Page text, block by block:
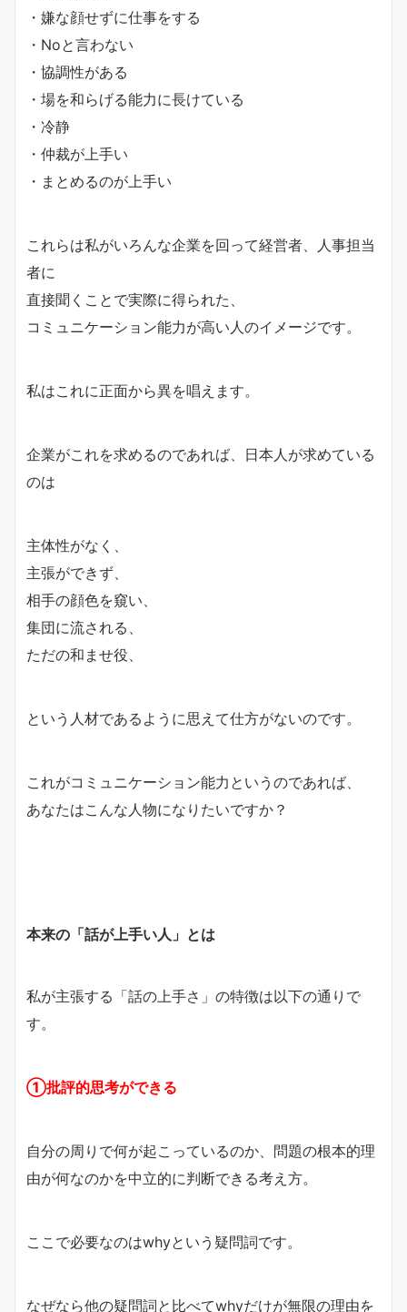
・嫌な顔せずに仕事をする
・Noと言わない
・協調性がある
・場を和らげる能力に長けている
・冷静
・仲裁が上手い
・まとめるのが上手い
これらは私がいろんな企業を回って経営者、人事担当
者に
直接聞くことで実際に得られた、
コミュニケーション能力が高い人のイメージです。
私はこれに正面から異を唱えます。
企業がこれを求めるのであれば、日本人が求めている
のは
主体性がなく、
主張ができず、
相手の顔色を窺い、
集団に流される、
ただの和ませ役、
という人材であるように思えて仕方がないのです。
これがコミュニケーション能力というのであれば、
あなたはこんな人物になりたいですか？
本来の「話が上手い人」とは
私が主張する「話の上手さ」の特徴は以下の通りで
す。
①批評的思考ができる
自分の周りで何が起こっているのか、問題の根本的理
由が何なのかを中立的に判断できる考え方。
ここで必要なのはwhyという疑問詞です。
なぜなら他の疑問詞と比べてwhyだけが無限の理由を